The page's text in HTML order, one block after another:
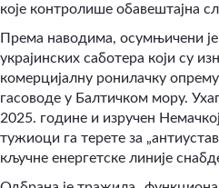
које контролише обавештајна
Према наводима, осумњичени
украјинских саботера који су
комерцијалну ронилачку
гасоводе у Балтичком мору.
2025. године и изручен
тужиоци га терете за
кључне енергетске линије